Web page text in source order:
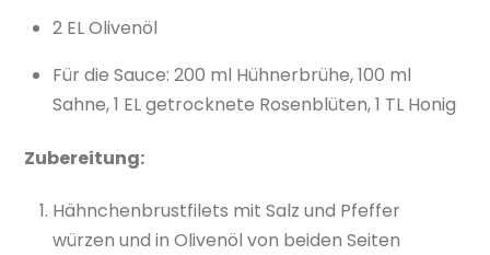
2 EL Olivenöl
Für die Sauce: 200 ml Hühnerbrühe, 100 ml
Sahne, 1 EL getrocknete Rosenblüten, 1 TL Honig
Zubereitung:
Hähnchenbrustfilets mit Salz und Pfeffer
würzen und in Olivenöl von beiden Seiten